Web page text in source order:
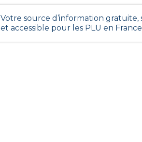
Votre source d’information gratuite,
et accessible pour les PLU en France